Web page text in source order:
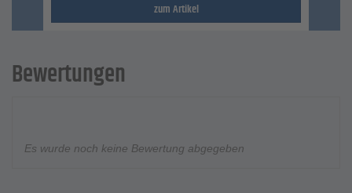
zum Artikel
Bewertungen
Es wurde noch keine Bewertung abgegeben